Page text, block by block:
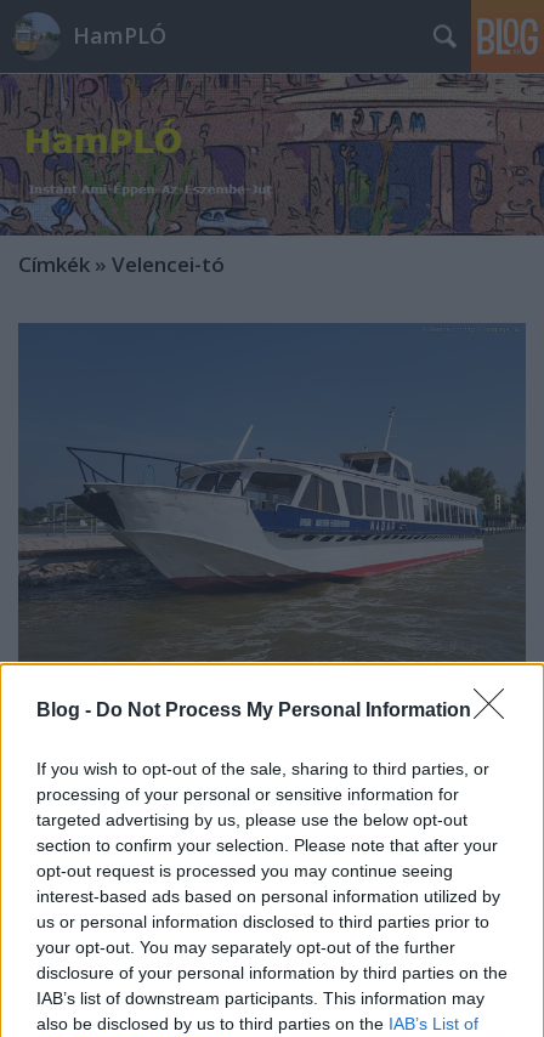
Blog - Do Not Process My Personal Information
If you wish to opt-out of the sale, sharing to third parties, or
processing of your personal or sensitive information for
targeted advertising by us, please use the below opt-out
section to confirm your selection. Please note that after your
opt-out request is processed you may continue seeing
interest-based ads based on personal information utilized by
us or personal information disclosed to third parties prior to
your opt-out. You may separately opt-out of the further
disclosure of your personal information by third parties on the
IAB’s list of downstream participants. This information may
also be disclosed by us to third parties on the IAB’s List of
HamPLÓ
Címkék » Velencei-tó
Ex-szárnyashajó helyett rövid
Hamster •2025. október 28.
Valakinek "a Balaton a Riviéra", nekünk
gyerekkorunkban meg a Velencei-tó volt a Balaton.
Pontosabban Balaton-pótló, mert tapasztalatból
tudtuk, hogy ez a kisebb víz csak fékezett habzású
utánzat :) Viszont Trabanttal kényelmesen el lehetett
érni: később indulhattunk, hamarabb hazaértünk, a
kettő…